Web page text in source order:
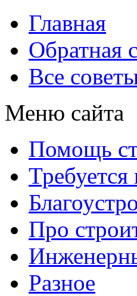
Главная
Обратная
Все
Меню сайта
Помощь
Про
Разное